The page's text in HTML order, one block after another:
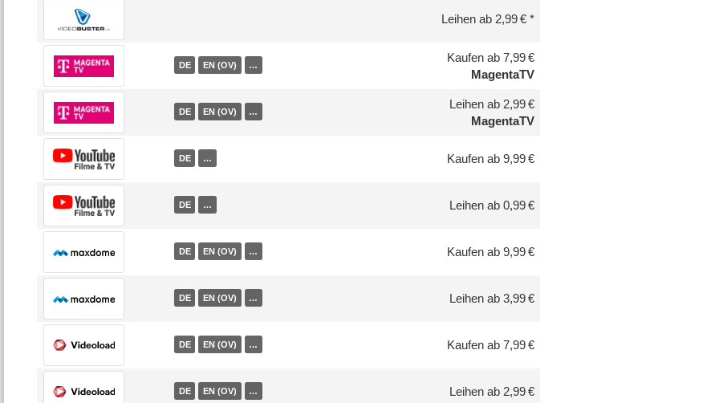
Leihen ab 2,99 €
DE EN (OV) …
Kaufen ab 7,99 €
MagentaTV
DE EN (OV) …
Leihen ab 2,99 €
MagentaTV
DE … Kaufen ab 9,99 €
DE … Leihen ab 0,99 €
DE EN (OV) … Kaufen ab 9,99 €
DE EN (OV) … Leihen ab 3,99 €
DE EN (OV) … Kaufen ab 7,99 €
DE EN (OV) … Leihen ab 2,99 €